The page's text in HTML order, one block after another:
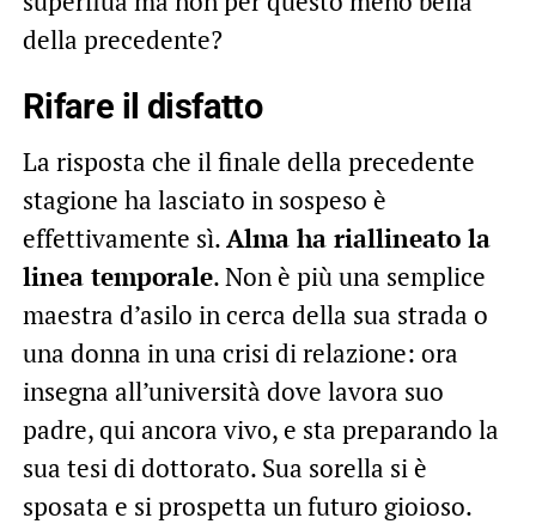
della precedente?
Rifare il disfatto
La risposta che il finale della precedente
stagione ha lasciato in sospeso è
effettivamente sì.Alma ha riallineato la
linea temporale. Non è più una semplice
maestra d’asilo in cerca della sua strada o
una donna in una crisi di relazione: ora
insegna all’università dove lavora suo
padre, qui ancora vivo, e sta preparando la
sua tesi di dottorato. Sua sorella si è
sposata e si prospetta un futuro gioioso.